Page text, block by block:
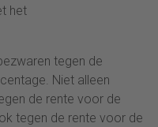
het
tegen de
Niet alleen
de rente voor de
tegen de rente voor de